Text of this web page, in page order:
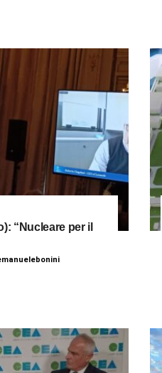
“Nucleare per il